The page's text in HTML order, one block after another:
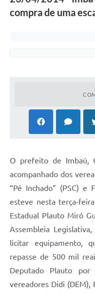
compra de uma
O prefeito de Imbaú,
acompanhado dos
“Pé Inchado” (PSC) e
esteve nesta terça-
Estadual Plauto Miró
Assembleia
licitar equipamento,
repasse de 500 mil
Deputado Plauto por
vereadores Didi (DEM),